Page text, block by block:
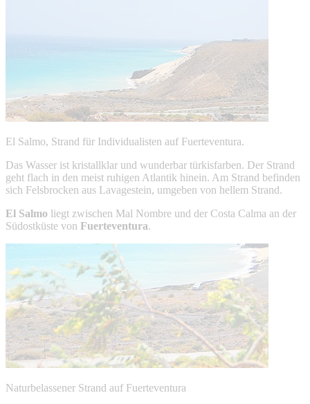
El Salmo, Strand für Individualisten auf Fuerteventura.
Das Wasser ist kristallklar und wunderbar türkisfarben. Der Strand
geht flach in den meist ruhigen Atlantik hinein. Am Strand befinden
sich Felsbrocken aus Lavagestein, umgeben von hellem Strand.
El Salmo liegt zwischen Mal Nombre und der Costa Calma an der
Südostküste von Fuerteventura.
Naturbelassener Strand auf Fuerteventura